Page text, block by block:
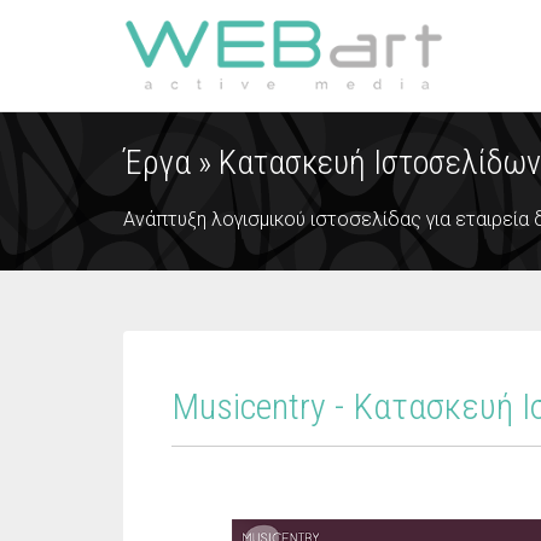
Έργα » Κατασκευή Ιστοσελίδων
Ανάπτυξη λογισμικού ιστοσελίδας για
Musicentry - Κατασκευή